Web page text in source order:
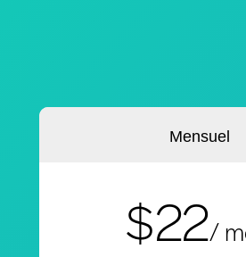
Mensuel
$22/